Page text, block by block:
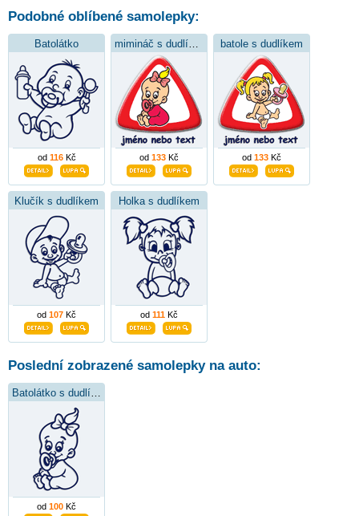
Podobné oblíbené samolepky:
Batolátko
od 116Kč od 133 Kč
batole s dudlíkem
od 133 Kč
Klučík s dudlíkem
od 107 Kč
Holka s dudlíkem
od 111 Kč
Poslední zobrazené samolepky na auto:
od 100 Kč